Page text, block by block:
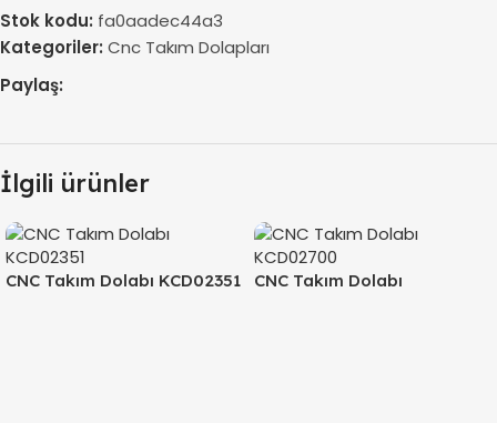
Stok kodu: fa0aadec44a3
Kategoriler: Cnc Takım Dolapları
Paylaş:
İlgili ürünler
CNC Takım Dolabı KCD02351
CNC Takım Dolabı